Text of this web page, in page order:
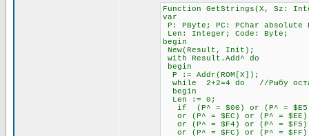
Function GetStrings(X, Sz:
var
P: PByte; PC: PChar absolute
Len: Integer; Code: Byte;
begin
New(Result, Init);
with Result.Add^ do
begin
P := Addr(ROM[X]);
while 2+2=4 do //Рыбу
begin
Len := 0;
if (P^ = $00) or (P^ = $E5)
or (P^ = $EC) or (P^ = $EE)
or (P^ = $F4) or (P^ = $F5)
or (P^ = $FC) or (P^ = $FF)